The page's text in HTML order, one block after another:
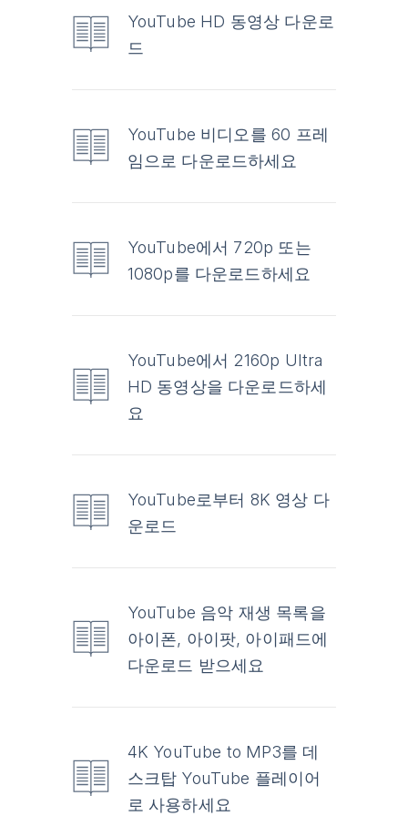
YouTube HD 동영상 다운로
드
YouTube 비디오를 60 프레
임으로 다운로드하세요
YouTube에서 720p 또는
1080p를 다운로드하세요
YouTube에서 2160p Ultra
HD 동영상을 다운로드하세
요
YouTube로부터 8K 영상 다
운로드
YouTube 음악 재생 목록을
아이폰, 아이팟, 아이패드에
다운로드 받으세요
4K YouTube to MP3를 데
스크탑 YouTube 플레이어
로 사용하세요